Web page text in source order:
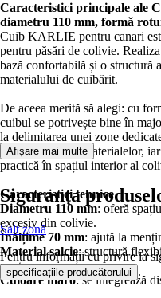
Caracteristici principale ale
diametru 110 mm, formă
Cuib KARLIE pentru canari
pentru păsări de colivie.
bază confortabilă și o structură
materialului de cuibărit.
De aceea merită să alegi: cu
cuibul se potrivește bine în
la delimitarea unei zone
susține așezarea materialelor,
practică în spațiul interior al
Caracteristici tehnice
Diametru 110 mm: oferă
excesiv din colivie.
Înălțime 70 mm: ajută la
Material salcie: structură
pentru aranjare.
Culoare maro: se integrează
Afișare mai multe
Siguranța
Salt zonă
Pentru informații cu privire la
specificațiile producătorului .